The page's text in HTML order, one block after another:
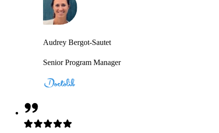
Audrey Bergot-Sautet
Senior Program Manager